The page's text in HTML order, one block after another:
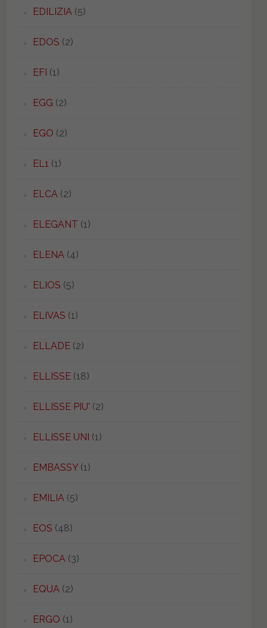
EDILIZIA(5)
EDOS (2)
EFI (1)
EGG (2)
EGO (2)
EL1 (1)
ELCA(2)
ELEGANT (1)
ELENA(4)
ELIOS (5)
ELIVAS (1)
ELLADE(2)
ELLISSE(18)
ELLISSE PIU' (2)
ELLISSE UNI (1)
EMBASSY(1)
EMILIA(5)
EOS (48)
EPOCA(3)
EQUA(2)
ERGO (1)